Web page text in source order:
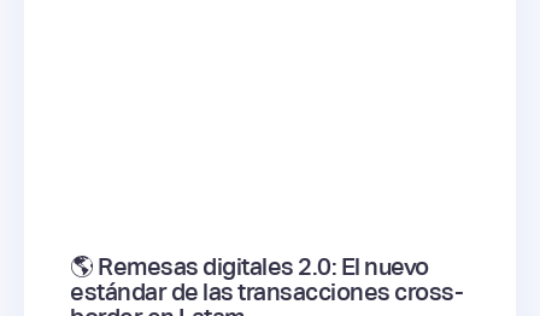
🌎 Remesas digitales 2.0: El nuevo
estándar de las transacciones cross-